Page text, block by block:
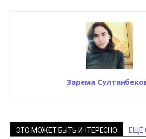
Зарема
ЭТО МОЖЕТ БЫТЬ ИНТЕРЕСНО ЕЩЕ